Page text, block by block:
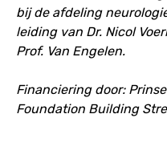
bij de afdeling
leiding van Dr. Nicol
Prof. Van Engelen.
Financiering door:
Foundation Building